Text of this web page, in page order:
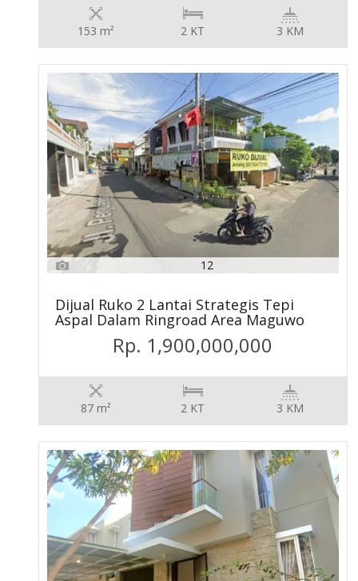
153 m² 2 KT 3 KM
12
Dijual Ruko 2 Lantai Strategis Tepi
Aspal Dalam Ringroad Area Maguwo
Rp. 1,900,000,000
87 m² 2 KT 3 KM